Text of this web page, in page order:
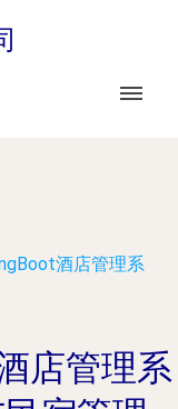
酒店管理系
店管理系